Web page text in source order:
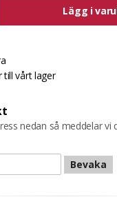
Lägg i
till vårt lager
nedan så meddelar vi
Bevaka